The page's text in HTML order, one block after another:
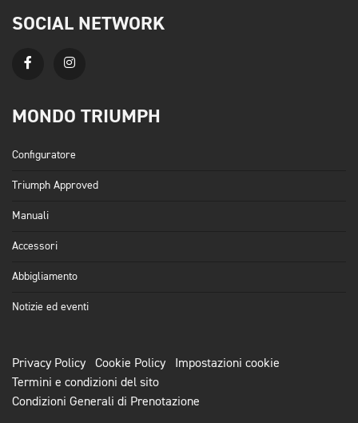
SOCIAL NETWORK
MONDO TRIUMPH
Configuratore
Triumph Approved
Manuali
Accessori
Abbigliamento
Notizie ed eventi
Privacy Policy Cookie Policy
Impostazioni cookie
Termini e condizioni del sito
Condizioni Generali di Prenotazione